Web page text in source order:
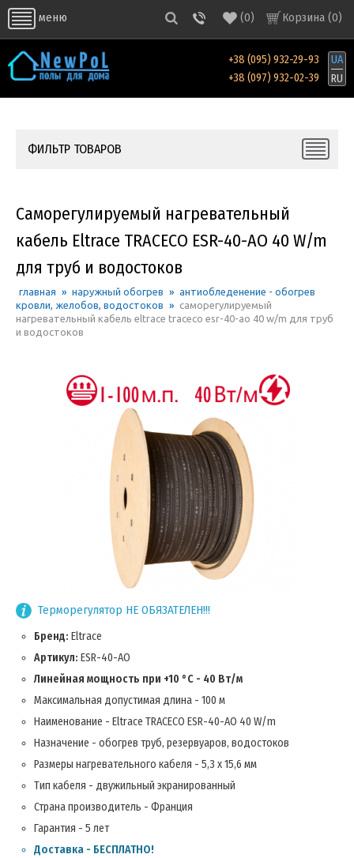
меню Корзина (0)
(0)
+38 (095) 932-29-93
+38 (097) 932-02-39
UA
RU
ФИЛЬТР ТОВАРОВ
Саморегулируемый нагревательный
кабель Eltrace TRACECO ESR-40-AO 40 W/m
для труб и водостоков
главная » наружный обогрев » антиобледенение - обогрев
кровли, желобов, водостоков » саморегулируемый
нагревательный кабель eltrace traceco esr-40-ao 40 w/m для труб
и водостоков
Терморегулятор НЕ ОБЯЗАТЕЛЕН!!!
Бренд: Eltrace
Артикул: ESR-40-AO
Линейная мощность при +10 °C - 40 Вт/м
Максимальная допустимая длина - 100 м
Наименование - Eltrace TRACECO ESR-40-AO 40 W/m
Назначение - обогрев труб, резервуаров, водостоков
Размеры нагревательного кабеля - 5,3 х 15,6 мм
Тип кабеля - двужильный экранированный
Страна производитель - Франция
Гарантия - 5 лет
Доставка - БЕСПЛАТНО!